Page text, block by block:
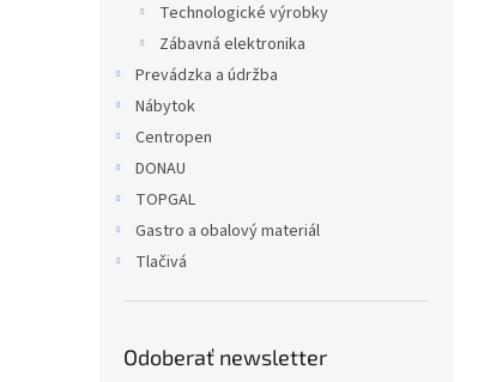
Technologické výrobky
Zábavná elektronika
Prevádzka a údržba
Nábytok
Centropen
DONAU
TOPGAL
Gastro a obalový materiál
Tlačivá
Odoberať newsletter